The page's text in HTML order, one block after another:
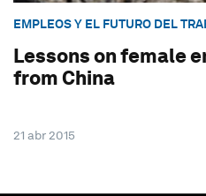
EMPLEOS Y EL FUTURO DEL
Lessons on female
from China
21 abr 2015